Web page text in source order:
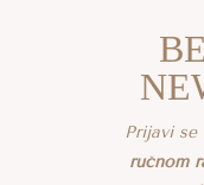
Prijavi se
ručnom